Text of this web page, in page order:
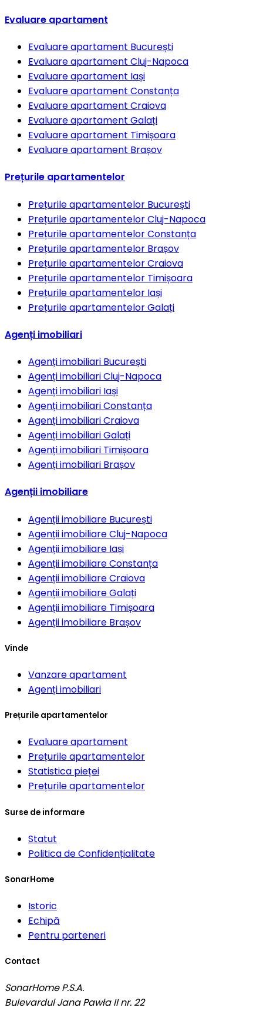
Evaluare apartament
Evaluare apartament București
Evaluare apartament Cluj-Napoca
Evaluare apartament Iași
Evaluare apartament Constanța
Evaluare apartament Craiova
Evaluare apartament Galați
Evaluare apartament Timișoara
Evaluare apartament Brașov
Prețurile apartamentelor
Prețurile apartamentelor București
Prețurile apartamentelorCluj-Napoca
Prețurile apartamentelorConstanța
Prețurile apartamentelor Brașov
Prețurile apartamentelorCraiova
Prețurile apartamentelor Timișoara
Prețurile apartamentelor Iași
Prețurile apartamentelorGalați
Agenți imobiliari
Agenți imobiliari București
Agenți imobiliariCluj-Napoca
Agenți imobiliari Iași
Agenți imobiliariConstanța
Agenți imobiliariCraiova
Agenți imobiliariGalați
Agenți imobiliari Timișoara
Agenți imobiliari Brașov
Agenții imobiliare
Agenții imobiliare București
Agenții imobiliareCluj-Napoca
Agenții imobiliare Iași
Agenții imobiliareConstanța
Agenții imobiliareCraiova
Agenții imobiliareGalați
Agenții imobiliare Timișoara
Agenții imobiliare Brașov
Vinde
Vanzare apartament
Agenți imobiliari
Prețurile apartamentelor
Evaluare apartament
Prețurile apartamentelor
Statistica pieței
Prețurile apartamentelor
Surse de informare
Statut
Politica de Confidențialitate
SonarHome
Istoric
Echipă
Pentru parteneri
Contact
SonarHome P.S.A.
Bulevardul Jana Pawła II nr. 22